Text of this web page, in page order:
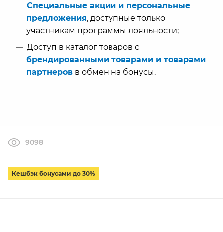
Специальные акции и персональные
предложения, доступные только
участникам программы лояльности;
Доступ в каталог товаров с
брендированными товарами и товарами
партнеров в обмен на бонусы.
9098
Кешбэк бонусами до 30%